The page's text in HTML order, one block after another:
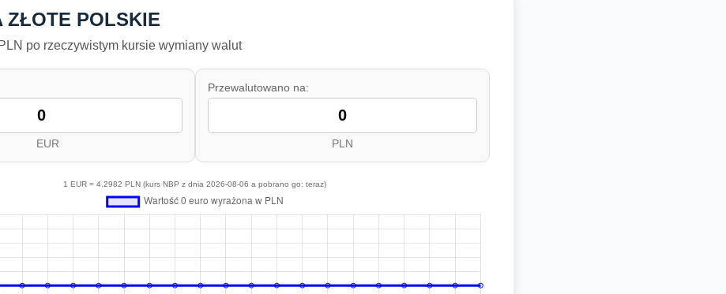
ZŁOTE POLSKIE
po rzeczywistym kursie wymiany walut
EUR
Przewalutowano na:
PLN
1 EUR = 4.2982 PLN (kurs NBP z dnia 2026-08-06 a pobrano go: teraz)